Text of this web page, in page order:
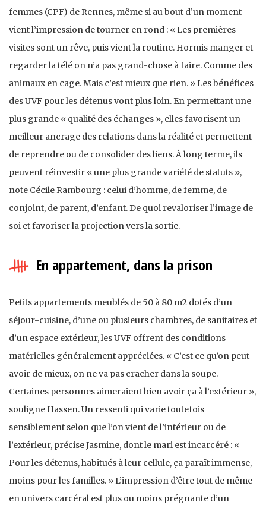
femmes (CPF) de Rennes, même si au bout d’un moment
vient l’impression de tourner en rond : « Les premières
visites sont un rêve, puis vient la routine. Hormis manger et
regarder la télé on n’a pas grand-chose à faire. Comme des
animaux en cage. Mais c’est mieux que rien. » Les bénéfices
des UVF pour les détenus vont plus loin. En permettant une
plus grande « qualité des échanges », elles favorisent un
meilleur ancrage des relations dans la réalité et permettent
de reprendre ou de consolider des liens. À long terme, ils
peuvent réinvestir « une plus grande variété de statuts »,
note Cécile Rambourg : celui d’homme, de femme, de
conjoint, de parent, d’enfant. De quoi revaloriser l’image de
soi et favoriser la projection vers la sortie.
En appartement, dans la prison
Petits appartements meublés de 50 à 80 m2 dotés d’un
séjour-cuisine, d’une ou plusieurs chambres, de sanitaires et
d’un espace extérieur, les UVF offrent des conditions
matérielles généralement appréciées. « C’est ce qu’on peut
avoir de mieux, on ne va pas cracher dans la soupe.
Certaines personnes aimeraient bien avoir ça à l’extérieur »,
souligne Hassen. Un ressenti qui varie toutefois
sensiblement selon que l’on vient de l’intérieur ou de
l’extérieur, précise Jasmine, dont le mari est incarcéré : «
Pour les détenus, habitués à leur cellule, ça paraît immense,
moins pour les familles. » L’impression d’être tout de même
en univers carcéral est plus ou moins prégnante d’un